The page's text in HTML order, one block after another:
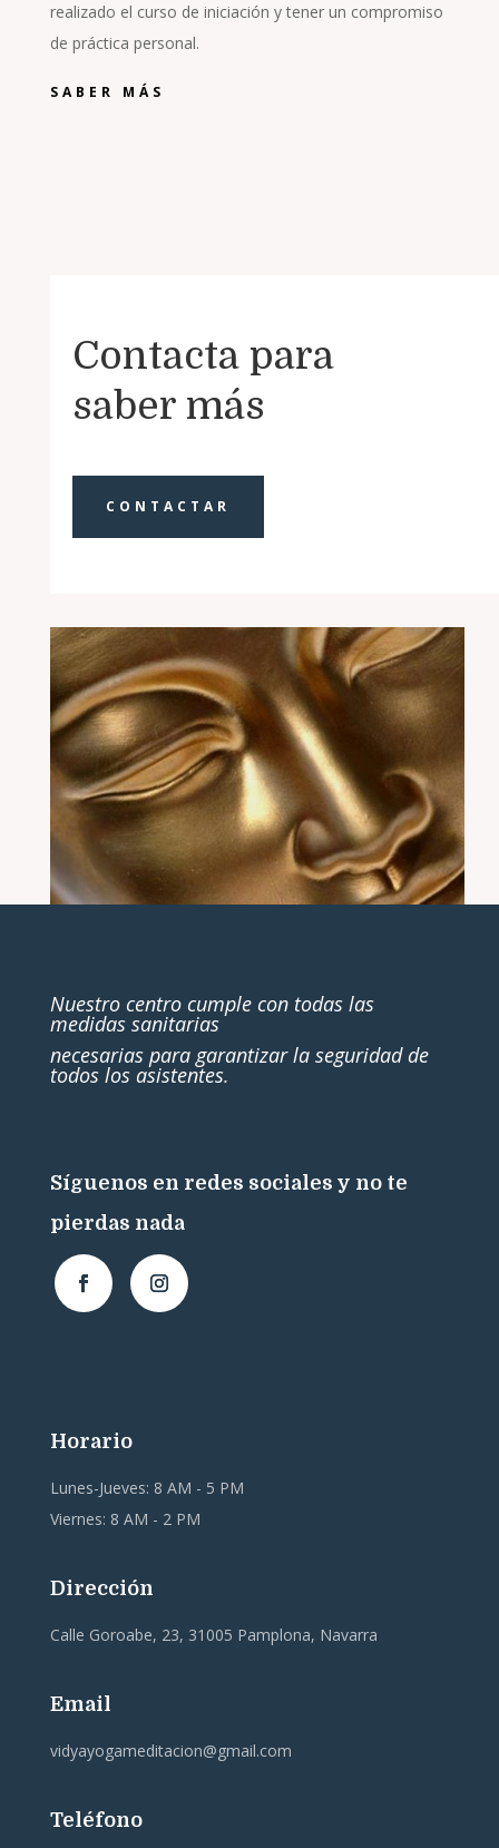
realizado el curso de iniciación y tener un compromiso
de práctica personal.
SABER MÁS
Contacta para
saber más
CONTACTAR
Nuestro centro cumple con todas las
medidas sanitarias
necesarias para garantizar la seguridad de
todos los asistentes.
Síguenos en redes sociales y no te
pierdas nada
Horario
Lunes-Jueves: 8 AM - 5 PM
Viernes: 8 AM - 2 PM
Dirección
Calle Goroabe, 23, 31005 Pamplona, Navarra
Email
vidyayogameditacion@gmail.com
Teléfono